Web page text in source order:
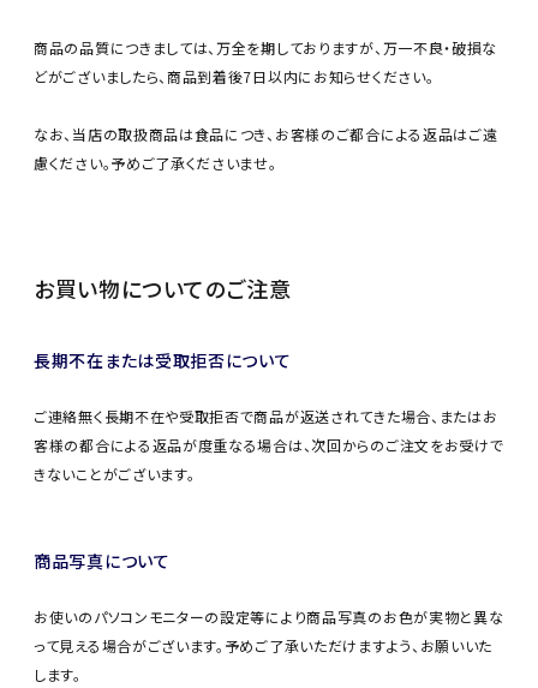
商品の品質につきましては、万全を期しておりますが、万一不良・破損な
どがございましたら、商品到着後7日以内にお知らせください。
なお、当店の取扱商品は食品につき、お客様のご都合による返品はご遠
慮ください。予めご了承くださいませ。
お買い物についてのご注意
長期不在または受取拒否について
ご連絡無く長期不在や受取拒否で商品が返送されてきた場合、またはお
客様の都合による返品が度重なる場合は、次回からのご注文をお受けで
きないことがございます。
商品写真について
お使いのパソコンモニターの設定等により商品写真のお色が実物と異な
って見える場合がございます。予めご了承いただけますよう、お願いいた
します。